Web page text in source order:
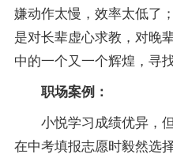
嫌动作太慢，效率太低了
是对长辈虚心求教，对晚
中的一个又一个辉煌，寻
职场案例：
小悦学习成绩优异，
在中考填报志愿时毅然选